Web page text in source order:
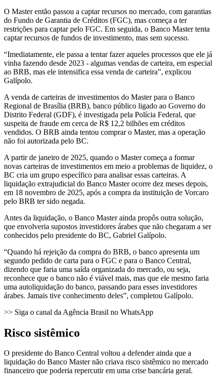
O Master então passou a captar recursos no mercado, com garantias
do Fundo de Garantia de Créditos (FGC), mas começa a ter
restrições para captar pelo FGC. Em seguida, o Banco Master tenta
captar recursos de fundos de investimento, mas sem sucesso.
“Imediatamente, ele passa a tentar fazer aqueles processos que ele já
vinha fazendo desde 2023 - algumas vendas de carteira, em especial
ao BRB, mas ele intensifica essa venda de carteira”, explicou
Galípolo.
A venda de carteiras de investimentos do Master para o Banco
Regional de Brasília (BRB), banco público ligado ao Governo do
Distrito Federal (GDF), é investigada pela Polícia Federal, que
suspeita de fraude em cerca de R$ 12,2 bilhões em créditos
vendidos. O BRB ainda tentou comprar o Master, mas a operação
não foi autorizada pelo BC.
A partir de janeiro de 2025, quando o Master começa a formar
novas carteiras de investimentos em meio a problemas de liquidez, o
BC cria um grupo específico para analisar essas carteiras. A
liquidação extrajudicial do Banco Master ocorre dez meses depois,
em 18 novembro de 2025, após a compra da instituição de Vorcaro
pelo BRB ter sido negada.
Antes da liquidação, o Banco Master ainda propôs outra solução,
que envolveria supostos investidores árabes que não chegaram a ser
conhecidos pelo presidente do BC, Gabriel Galípolo.
“Quando há rejeição da compra do BRB, o banco apresenta um
segundo pedido de carta para o FGC e para o Banco Central,
dizendo que faria uma saída organizada do mercado, ou seja,
reconhece que o banco não é viável mais, mas que ele mesmo faria
uma autoliquidação do banco, passando para esses investidores
árabes. Jamais tive conhecimento deles”, completou Galípolo.
>> Siga o canal da Agência Brasil no WhatsApp
Risco sistêmico
O presidente do Banco Central voltou a defender ainda que a
liquidação do Banco Master não criava risco sistêmico no mercado
financeiro que poderia repercutir em uma crise bancária geral.